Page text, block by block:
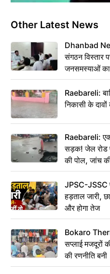
Other Latest News
Dhanbad
संगठन विस्तार
जनसमस्याओं का
Raebareli:
निकासी के
Raebareli:
सड़क! जेल रोड
की पोल, जांच
JPSC-JSSC
हड़ताल जारी,
और होगा तेज
Bokaro
सप्लाई मजदूरों
की रणनीति बनी